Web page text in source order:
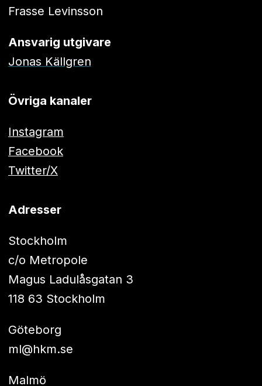
Frasse Levinsson
Ansvarig utgivare
Jonas Källgren
Övriga kanaler
Instagram
Facebook
Twitter/X
Adresser
Stockholm
c/o Metropole
Magus Ladulåsgatan 3
118 63 Stockholm
Göteborg
ml@hkm.se
Malmö